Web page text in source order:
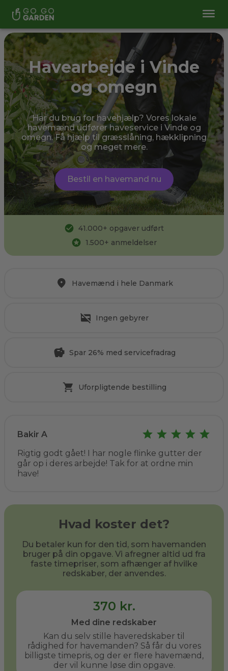
Havearbejde i Vinde
og omegn
Har du brug for havehjælp? Vores lokale
havemænd udfører haveservice i Vinde og
omegn. Få hjælp til græsslåning, hækklipning
og meget mere.
Bestil en havemand nu
41.000+ opgaver udført
1.500+ anmeldelser
Havemænd i hele Danmark
Ingen gebyrer
Spar 26% med servicefradrag
Uforpligtende bestilling
Bakir A
Rigtig godt gået! I har nogle flinke gutter der
går op i deres arbejde! Tak for at ordne min
have!
Hvad koster det?
Du betaler kun for den tid, som havemanden
bruger på din opgave. Vi afregner altid ud fra
faste timepriser, som afhænger af hvilke
redskaber, der anvendes.
370 kr.
Med dine redskaber
Kan du selv stille haveredskaber til
rådighed for havemanden? Så får du vores
billigste timepris, og der er flere havemænd,
der vil kunne løse din opgave.